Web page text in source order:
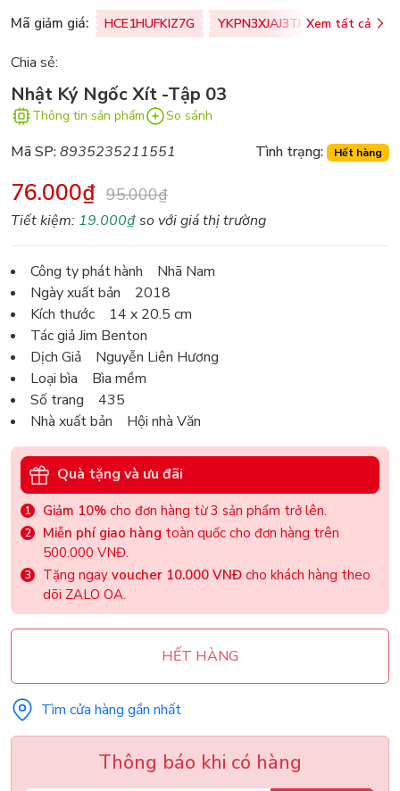
Mã giảm giá: HCE1HUFKIZ7G YKPN3XJAJ3TJ Xem tất cả
Chia sẻ:
Nhật Ký Ngốc Xít -Tập 03
Thông tin sản phẩm So sánh
Mã SP:8935235211551 Tình trạng: Hết hàng
76.000₫ 95.000₫
Tiết kiệm: 19.000₫so với giá thị trường
Công ty phát hành Nhã Nam
Ngày xuất bản 2018
Kích thước 14 x 20.5 cm
Tác giả Jim Benton
Dịch Giả Nguyễn Liên Hương
Loại bìa Bìa mềm
Số trang 435
Nhà xuất bản Hội nhà Văn
Quà tặng và ưu đãi
Giảm 10% cho đơn hàng từ 3 sản phẩm trở lên.
Miễn phí giao hàng toàn quốc cho đơn hàng trên
500.000 VNĐ.
Tặng ngay voucher 10.000 VNĐ cho khách hàng theo
dõi ZALO OA.
HẾT HÀNG
Tìm cửa hàng gần nhất
Thông báo khi có hàng